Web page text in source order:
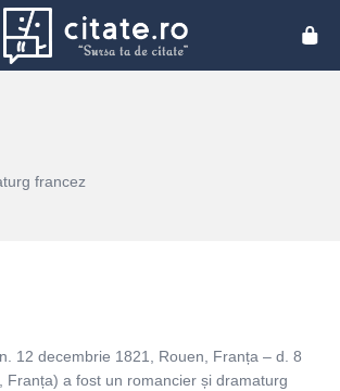
francez
12 decembrie 1821, Rouen, Franța – d. 8
Franța) a fost un romancier și dramaturg